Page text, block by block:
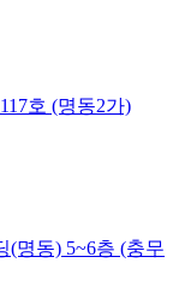
호 (명동2가)
(명동) 5~6층 (충무